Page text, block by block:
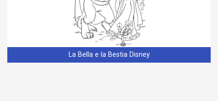
La Bella e la Bestia Disney